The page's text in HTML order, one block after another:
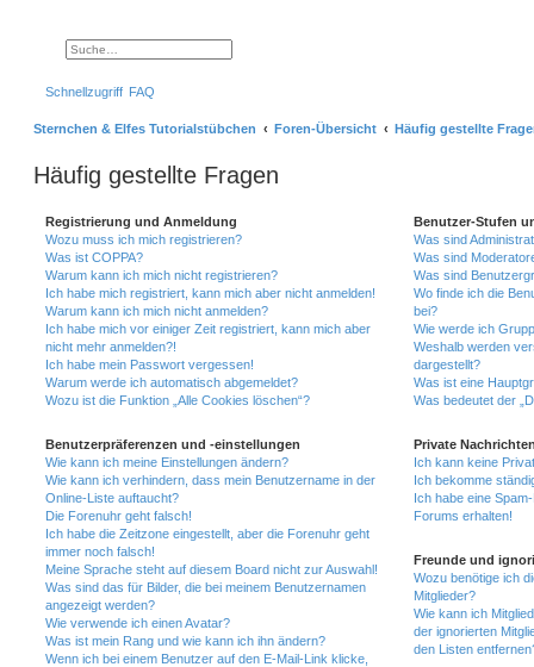
Suche
Erweiterte Suche
Schnellzugriff FAQ
Sternchen & Elfes Tutorialstübchen Foren-Übersicht Häufig gestellte
Häufig gestellte Fragen
Registrierung und Anmeldung
Wozu muss ich mich registrieren?
Was ist COPPA?
Warum kann ich mich nicht registrieren?
Ich habe mich registriert, kann mich aber nicht anmelden!
Warum kann ich mich nicht anmelden?
Ich habe mich vor einiger Zeit registriert, kann mich aber
nicht mehr anmelden?!
Ich habe mein Passwort vergessen!
Warum werde ich automatisch abgemeldet?
Wozu ist die Funktion „Alle Cookies löschen“?
Benutzerpräferenzen und -einstellungen
Wie kann ich meine Einstellungen ändern?
Wie kann ich verhindern, dass mein Benutzername in der
Online-Liste auftaucht?
Die Forenuhr geht falsch!
Ich habe die Zeitzone eingestellt, aber die Forenuhr geht
immer noch falsch!
Meine Sprache steht auf diesem Board nicht zur Auswahl!
Was sind das für Bilder, die bei meinem Benutzernamen
angezeigt werden?
Wie verwende ich einen Avatar?
Was ist mein Rang und wie kann ich ihn ändern?
Wenn ich bei einem Benutzer auf den E-Mail-Link klicke,
Benutzer-Stufen
Was sind
Was sind
Was sind
Wo finde ich die
bei?
Wie werde ich
Weshalb werden
dargestellt?
Was ist eine
Was bedeutet der
Private
Ich kann keine
Ich bekomme
Ich habe eine
Forums erhalten!
Freunde und
Wozu benötige ich
Mitglieder?
Wie kann ich
der ignorierten
den Listen